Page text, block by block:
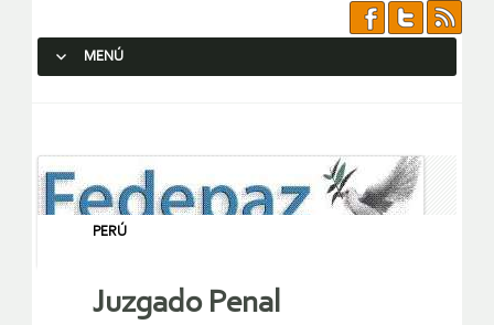
MENÚ
PERÚ
Juzgado Penal